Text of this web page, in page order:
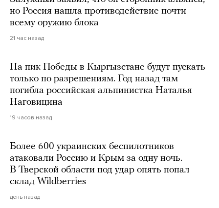
но Россия нашла противодействие почти
всему оружию блока
21 час назад
На пик Победы в Кыргызстане будут пускать
только по разрешениям. Год назад там
погибла российская альпинистка Наталья
Наговицина
19 часов назад
Более 600 украинских беспилотников
атаковали Россию и Крым за одну ночь.
В Тверской области под удар опять попал
склад Wildberries
день назад